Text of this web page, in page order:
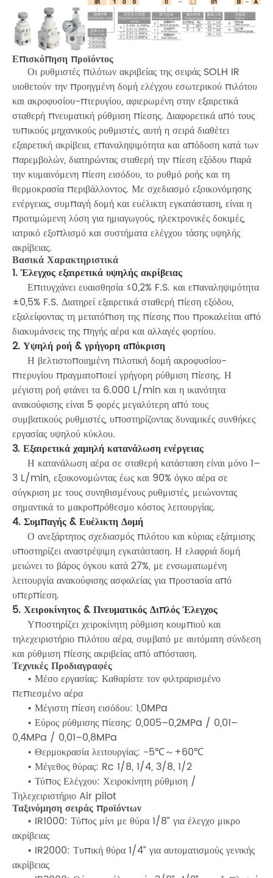
Επισκόπηση προϊόντος
Οι ρυθμιστές πιλότων ακριβείας της σειράς SOLH IR
υιοθετούν την προηγμένη δομή ελέγχου εσωτερικού πιλότου
και ακροφυσίου-πτερυγίου, αφιερωμένη στην εξαιρετικά
σταθερή πνευματική ρύθμιση πίεσης. Διαφορετικά από τους
τυπικούς μηχανικούς ρυθμιστές, αυτή η σειρά διαθέτει
εξαιρετική ακρίβεια, επαναληψιμότητα και απόδοση κατά των
παρεμβολών, διατηρώντας σταθερή την πίεση εξόδου παρά
την κυμαινόμενη πίεση εισόδου, το ρυθμό ροής και τη
θερμοκρασία περιβάλλοντος. Με σχεδιασμό εξοικονόμησης
ενέργειας, συμπαγή δομή και ευέλικτη εγκατάσταση, είναι η
προτιμώμενη λύση για ημιαγωγούς, ηλεκτρονικές δοκιμές,
ιατρικό εξοπλισμό και συστήματα ελέγχου τάσης υψηλής
ακρίβειας.
Βασικά Χαρακτηριστικά
1. Έλεγχος εξαιρετικά υψηλής ακρίβειας
Επιτυγχάνει ευαισθησία ≤0,2% F.S. και επαναληψιμότητα
±0,5% F.S. Διατηρεί εξαιρετικά σταθερή πίεση εξόδου,
εξαλείφοντας τη μετατόπιση της πίεσης που προκαλείται από
διακυμάνσεις της πηγής αέρα και αλλαγές φορτίου.
2. Υψηλή ροή & γρήγορη απόκριση
Η βελτιστοποιημένη πιλοτική δομή ακροφυσίου-
πτερυγίου πραγματοποιεί γρήγορη ρύθμιση πίεσης. Η
μέγιστη ροή φτάνει τα 6.000 L/min και η ικανότητα
ανακούφισης είναι 5 φορές μεγαλύτερη από τους
συμβατικούς ρυθμιστές, υποστηρίζοντας δυναμικές συνθήκες
εργασίας υψηλού κύκλου.
3. Εξαιρετικά χαμηλή κατανάλωση ενέργειας
Η κατανάλωση αέρα σε σταθερή κατάσταση είναι μόνο 1–
3 L/min, εξοικονομώντας έως και 90% όγκο αέρα σε
σύγκριση με τους συνηθισμένους ρυθμιστές, μειώνοντας
σημαντικά το μακροπρόθεσμο κόστος λειτουργίας.
4. Συμπαγής & Ευέλικτη Δομή
Ο ανεξάρτητος σχεδιασμός πιλότου και κύριας εξάτμισης
υποστηρίζει αναστρέψιμη εγκατάσταση. Η ελαφριά δομή
μειώνει το βάρος όγκου κατά 27%, με ενσωματωμένη
λειτουργία ανακούφισης ασφαλείας για προστασία από
υπερπίεση.
5. Χειροκίνητος & Πνευματικός Διπλός Έλεγχος
Υποστηρίζει χειροκίνητη ρύθμιση κουμπιού και
τηλεχειριστήριο πιλότου αέρα, συμβατό με αυτόματη σύνδεση
και ρύθμιση πίεσης ακριβείας από απόσταση.
Τεχνικές Προδιαγραφές
• Μέσο εργασίας: Καθαρίστε τον φιλτραρισμένο
πεπιεσμένο αέρα
• Μέγιστη πίεση εισόδου: 1,0MPa
• Εύρος ρύθμισης πίεσης: 0,005–0,2MPa / 0,01–
0,4MPa / 0,01–0,8MPa
• Θερμοκρασία λειτουργίας: -5℃～+60℃
• Μέγεθος θύρας: Rc 1/8, 1/4, 3/8, 1/2
• Τύπος Ελέγχου: Χειροκίνητη ρύθμιση /
Τηλεχειριστήριο Air pilot
Ταξινόμηση σειράς προϊόντων
• IR1000: Τύπος μίνι με θύρα 1/8” για έλεγχο μικρο
ακρίβειας
• IR2000: Τυπική θύρα 1/4” για αυτοματισμούς γενικής
ακρίβειας